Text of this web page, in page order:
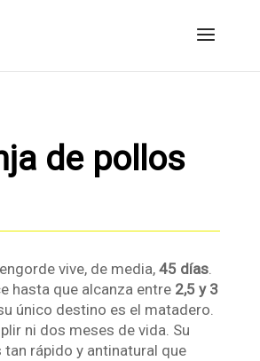
de pollos
vive, de media, 45 días.
hasta que alcanza entre 2,5 y 3
único destino es el matadero.
ni dos meses de vida. Su
rápido y antinatural que